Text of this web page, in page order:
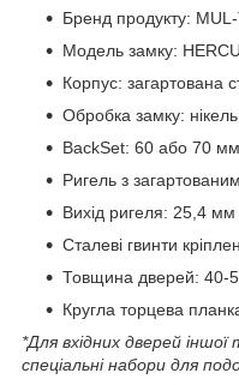
Бренд продукту:
Модель замку:
Корпус: загартована
Обробка замку:
BackSet: 60 або 70 мм
Ригель з
Вихід ригеля: 25,4 мм
Сталеві гвинти
Товщина дверей: 40-
Кругла торцева
*Для вхідних дверей
спеціальні набори для